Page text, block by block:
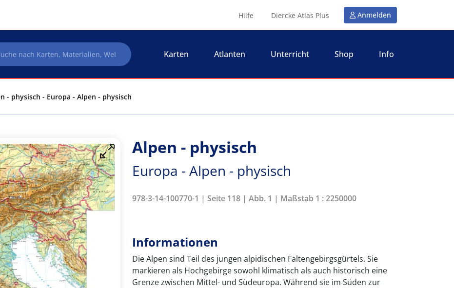
Hilfe Diercke Atlas Plus Anmelden
Karten Atlanten Unterricht Shop Info
- physisch - Europa - Alpen - physisch
Alpen - physisch
Europa - Alpen - physisch
978-3-14-100770-1 | Seite 118 | Abb. 1 | Maßstab 1 : 2250000
Informationen
Die Alpen sind Teil des jungen alpidischen Faltengebirgsgürtels. Sie
markieren als Hochgebirge sowohl klimatisch als auch historisch eine
Grenze zwischen Mittel- und Südeuropa. Während sie im Süden zur